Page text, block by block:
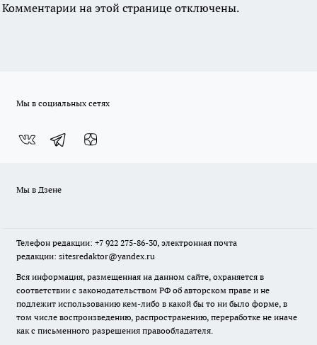
Комментарии на этой странице отключены.
Мы в социальных сетях
Мы в Дзене
Телефон редакции: +7 922 275-86-30, электронная почта
редакции: sitesredaktor@yandex.ru
Вся информация, размещенная на данном сайте, охраняется в
соответствии с законодательством РФ об авторском праве и не
подлежит использованию кем-либо в какой бы то ни было форме, в
том числе воспроизведению, распространению, переработке не иначе
как с письменного разрешения правообладателя.